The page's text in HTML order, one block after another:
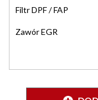
Filtr DPF / FAP
Zawór EGR